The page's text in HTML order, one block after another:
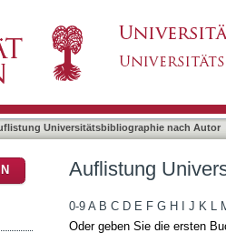
Universitätsbibliographie nach Autor
Auflistung
0-9 A B C D E F G H J K L
Oder geben Sie die ersten